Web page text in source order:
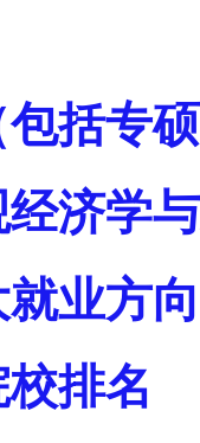
括专
济学
业方
排名